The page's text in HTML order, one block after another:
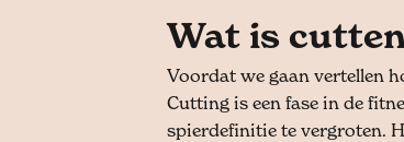
Wat is
Voordat we gaan vertellen
Cutting is een fase in de
spierdefinitie te vergroten.